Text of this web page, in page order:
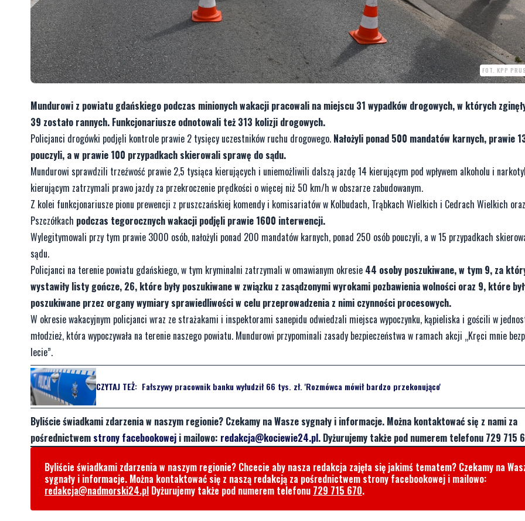
FOT. KPP
Mundurowi z powiatu gdańskiego podczas minionych wakacji pracowali na miejscu 31 wypadków drogowych, w których
39 zostało rannych. Funkcjonariusze odnotowali też 313 kolizji drogowych.
Policjanci drogówki podjęli kontrole prawie 2 tysięcy uczestników ruchu drogowego. Nałożyli ponad 500 mandatów karnych, prawie
pouczyli, a w prawie 100 przypadkach skierowali sprawę do sądu.
Mundurowi sprawdzili trzeźwość prawie 2,5 tysiąca kierujących i uniemożliwili dalszą jazdę 14 kierującym pod wpływem alkoholu i
kierującym zatrzymali prawo jazdy za przekroczenie prędkości o więcej niż 50 km/h w obszarze zabudowanym.
Z kolei funkcjonariusze pionu prewencji z pruszczańskiej komendy i komisariatów w Kolbudach, Trąbkach Wielkich i Cedrach Wielkich
Pszczółkach podczas tegorocznych wakacji podjęli prawie 1600 interwencji.
Wylegitymowali przy tym prawie 3000 osób, nałożyli ponad 200 mandatów karnych, ponad 250 osób pouczyli, a w 15 przypadkach
sądu.
Policjanci na terenie powiatu gdańskiego, w tym kryminalni zatrzymali w omawianym okresie 44 osoby poszukiwane, w tym 9, za
wystawiły listy gończe, 26, które były poszukiwane w związku z zasądzonymi wyrokami pozbawienia wolności oraz 9, które
poszukiwane przez organy wymiary sprawiedliwości w celu przeprowadzenia z nimi czynności procesowych.
W okresie wakacyjnym policjanci wraz ze strażakami i inspektorami sanepidu odwiedzali miejsca wypoczynku, kąpieliska i gościli w
młodzież, która wypoczywała na terenie naszego powiatu. Mundurowi przypominali zasady bezpieczeństwa w ramach akcji „Kręci mnie
lecie”.
CZYTAJ TEŻ: Fałszywy pracownik banku wyłudził 66 tys. zł. 'Rozmówca mówił bardzo przekonująco'
Byliście świadkami zdarzenia w naszym regionie? Czekamy na Wasze sygnały i informacje. Można kontaktować się z nami za
pośrednictwem strony facebookowej i mailowo: redakcja@kociewie24.pl. Dyżurujemy także pod numerem telefonu 729 715
Byliście świadkami zdarzenia w naszym regionie? Chcecie aby nasza redakcja zajęła się jakimś tematem? Czekamy na
sygnały i informacje. Można kontaktować się z naszą redakcją za pośrednictwem strony facebookowej i mailowo:
redakcja@nadmorski24.pl Dyżurujemy także pod numerem telefonu 729 715 670.